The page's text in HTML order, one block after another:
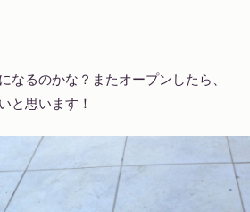
なるのかな？またオープンしたら、
と思います！